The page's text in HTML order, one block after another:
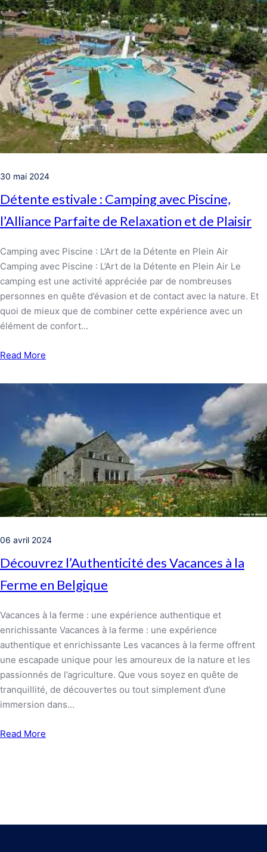
30 mai 2024
Détente estivale : Camping avec Piscine,
l’Alliance Parfaite de Relaxation et de Plaisir
Camping avec Piscine : L’Art de la Détente en Plein Air
Camping avec Piscine : L’Art de la Détente en Plein Air Le
camping est une activité appréciée par de nombreuses
personnes en quête d’évasion et de contact avec la nature. Et
quoi de mieux que de combiner cette expérience avec un
élément de confort…
Read More
06 avril 2024
Découvrez l’Authenticité des Vacances à la
Ferme en Belgique
Vacances à la ferme : une expérience authentique et
enrichissante Vacances à la ferme : une expérience
authentique et enrichissante Les vacances à la ferme offrent
une escapade unique pour les amoureux de la nature et les
passionnés de l’agriculture. Que vous soyez en quête de
tranquillité, de découvertes ou tout simplement d’une
immersion dans…
Read More